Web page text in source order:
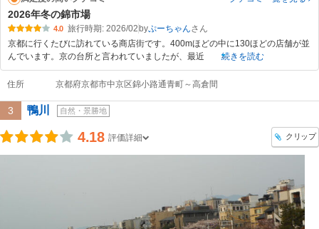
2026年冬の錦市場
4.0 旅行時期: 2026/02 byぷーちゃん
京都に行くたびに訪れている商店街です。400mほどの中に130ほどの店舗が並
んでいます。京の台所と言われていましたが、最近
続きを読む
住所 京都府京都市中京区錦小路通青町～高倉間
3 鴨川 自然・景勝地
4.18 評価詳細 クリップ